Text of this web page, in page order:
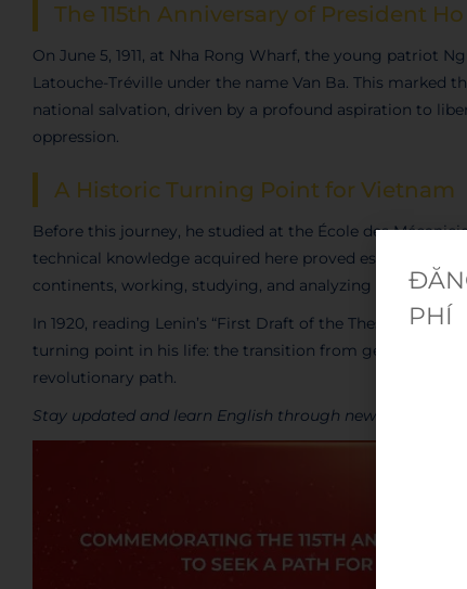
The 115th Anniversary of President
On June 5, 1911, at Nha Rong Wharf, the young patriot
Latouche-Tréville under the name Van Ba. This marked
national salvation, driven by a profound aspiration to
oppression.
A Historic Turning Point for Vietnam
Before this journey, he studied at the École des
technical knowledge acquired here proved essential for
continents, working, studying, and analyzing global
In 1920, reading Lenin’s “First Draft of the Theses on
turning point in his life: the transition from genuine
revolutionary path.
Stay updated and learn English through news with
PHÍ